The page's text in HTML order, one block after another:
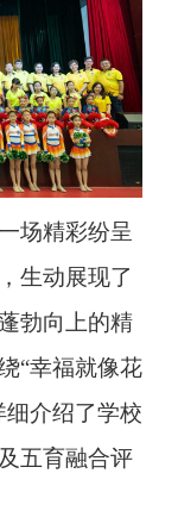
场精彩纷呈
生动展现了
勃向上的精
“幸福就像花
细介绍了学校
五育融合评